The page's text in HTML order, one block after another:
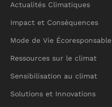
Actualités Climatiques
Impact et Conséquences
Mode de Vie Écoresponsable
Ressources sur le climat
Sensibilisation au climat
Solutions et Innovations